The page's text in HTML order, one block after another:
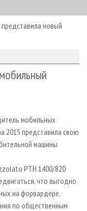
новый
мобильных
2015 представила свою
машины
PTH 1400/820
что выгодно
на форвардере,
по общественным